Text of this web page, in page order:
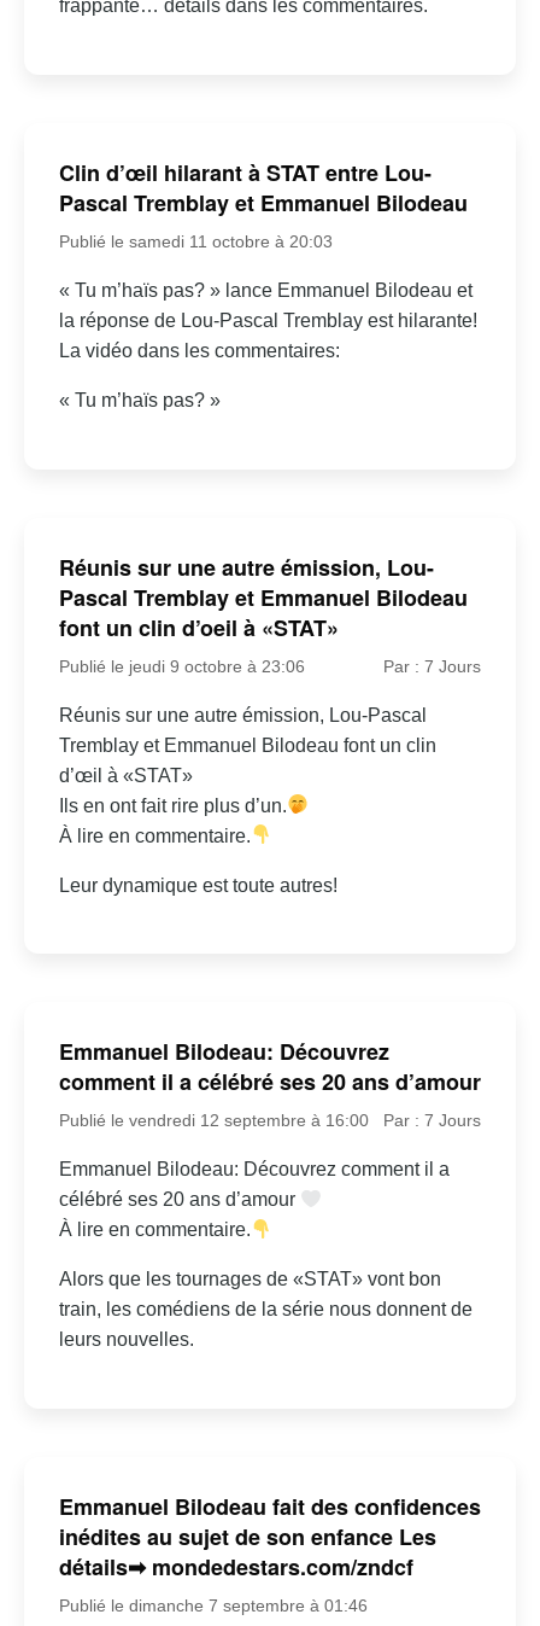
frappante… détails dans les commentaires.
Clin d’œil hilarant à STAT entre Lou-
Pascal Tremblay et Emmanuel Bilodeau
Publié le samedi 11 octobre à 20:03
« Tu m’haïs pas? » lance Emmanuel Bilodeau et
la réponse de Lou-Pascal Tremblay est hilarante!
La vidéo dans les commentaires:
« Tu m’haïs pas? »
Réunis sur une autre émission, Lou-
Pascal Tremblay et Emmanuel Bilodeau
font un clin d’oeil à «STAT»
Publié le jeudi 9 octobre à 23:06 Par : 7 Jours
Réunis sur une autre émission, Lou-Pascal
Tremblay et Emmanuel Bilodeau font un clin
d’œil à «STAT»
Ils en ont fait rire plus d’un.
À lire en commentaire.
Leur dynamique est toute autres!
Emmanuel Bilodeau: Découvrez
comment il a célébré ses 20 ans d’amour
Publié le vendredi 12 septembre à 16:00 Par : 7 Jours
Emmanuel Bilodeau: Découvrez comment il a
célébré ses 20 ans d’amour
À lire en commentaire.
Alors que les tournages de «STAT» vont bon
train, les comédiens de la série nous donnent de
leurs nouvelles.
Emmanuel Bilodeau fait des confidences
inédites au sujet de son enfance Les
détails➡ mondedestars.com/zndcf
Publié le dimanche 7 septembre à 01:46